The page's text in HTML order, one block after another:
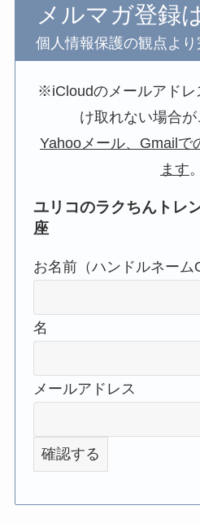
メルマガ登録
個人情報保護の観点よ
※iCloudのメールアドレ
け取れない場合が
Yahooメール、Gmailで
ます。
ユリコのラクちんトレ
座
お名前（ハンドルネーム
名
メールアドレス